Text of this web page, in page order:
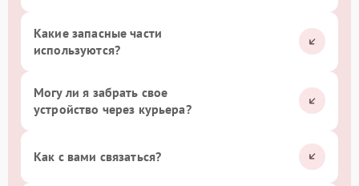
Какие запасные части
используются?
Могу ли я забрать свое
устройство через курьера?
Как с вами связаться?